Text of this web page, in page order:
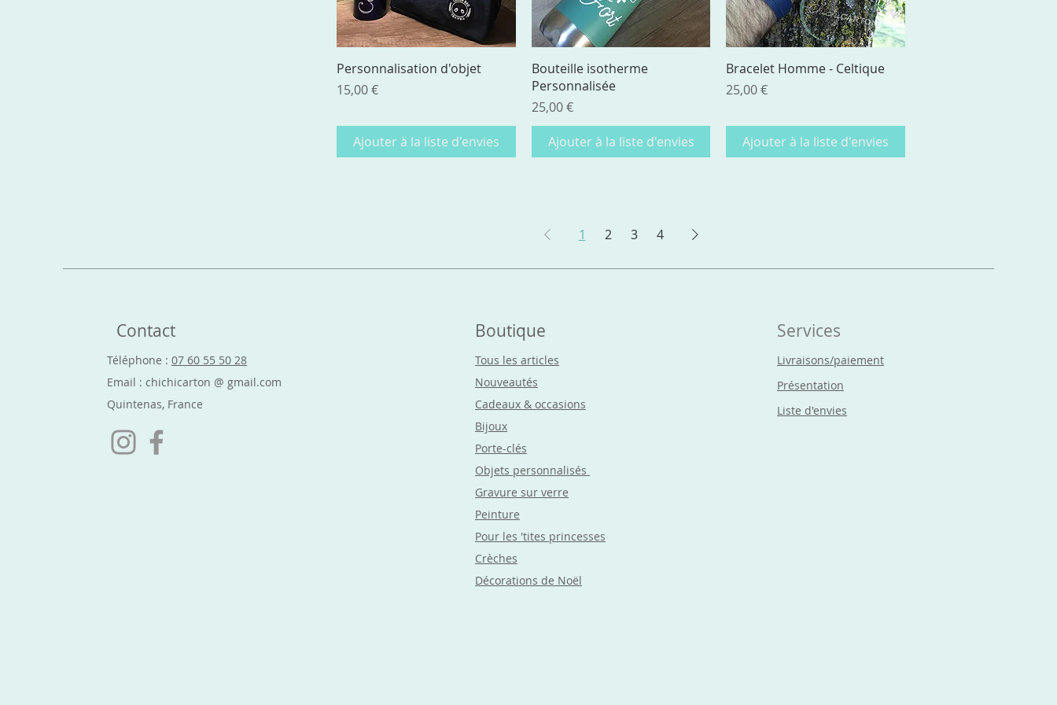
Aperçu rapide
Personnalisation d'objet
Prix
15,00 €
Ajouter à la liste d'envies
Aperçu rapide
Bouteille isotherme
Personnalisée
Prix
25,00 €
Ajouter à la liste d'envies
Aperçu rapide
Bracelet Homme - Celtique
Prix
25,00 €
Ajouter à la liste d'envies
1 2 3 4
Contact
Téléphone : 07 60 55 50 28
Email : chichicarton @ gmail.com
Quintenas, France
Boutique
Tous les articles
Nouveautés
Cadeaux & occasions
Bijoux
Porte-clés
Objets personnalisés
Gravure sur verre
Peinture
Pour les 'tites princesses
Crèches
Décorations de Noël
Services
Livraisons/paiement
Présentation
Liste d'envies